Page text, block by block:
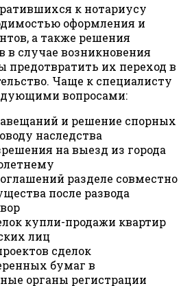
к нотариусу
оформления и
а также решения
в случае возникновения
предотвратить их переход в
Чаще к специалисту
вопросами:
и решение спорных
наследства
на выезд из города
разделе совместно
после развода
купли-продажи квартир
лиц
сделок
бумаг в
органы регистрации